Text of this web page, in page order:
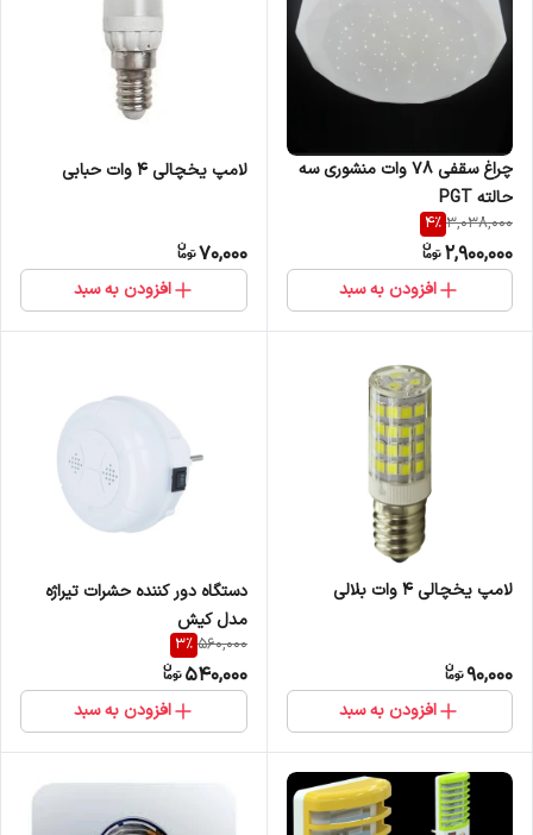
چراغ سقفی 78 وات منشوری سه
حالته PGT
3,038,000
4%
2,900,000
افزودن به سبد
لامپ یخچالی 4 وات حبابی
70,000
افزودن به سبد
لامپ یخچالی 4 وات بلالی
90,000
افزودن به سبد
دستگاه دور کننده حشرات تیراژه
مدل کیش
560,000
3%
540,000
افزودن به سبد